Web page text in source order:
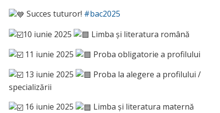
Succes tuturor! #bac2025
10 iunie 2025
Limba și literatura română
11 iunie 2025
Proba obligatorie a profilului
13 iunie 2025
Proba la alegere a profilului /
specializării
16 iunie 2025
Limba și literatura maternă